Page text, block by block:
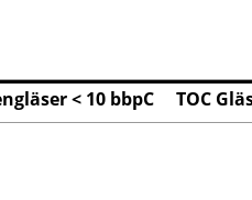
nach EPA
VOA
< 10 bbpC TOC